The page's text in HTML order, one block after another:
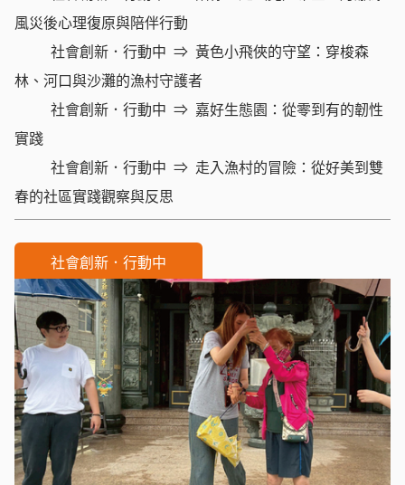
風災後心理復原與陪伴行動
社會創新．行動中
黃色小飛俠的守望：穿梭森
林、河口與沙灘的漁村守護者
社會創新．行動中
嘉好生態園：從零到有的韌性
實踐
社會創新．行動中
走入漁村的冒險：從好美到雙
春的社區實踐觀察與反思
社會創新．行動中